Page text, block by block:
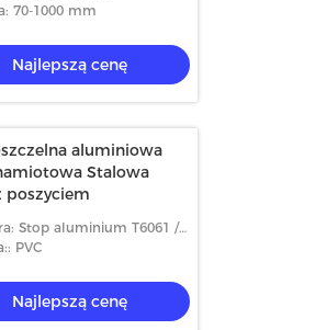
70-1000 mm
Najlepszą cenę
aluminiowa
Stalowa
poszyciem
Stop aluminium T6061 /
PVC
Najlepszą cenę